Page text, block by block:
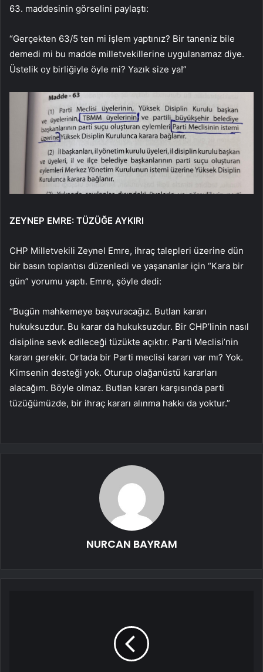
63. maddesinin görselini paylaştı:
“Gerçekten 63/5 ten mi işlem yaptınız? Bir taneniz bile
demedi mi bu madde milletvekillerine uygulanamaz diye.
Üstelik oy birliğiyle öyle mi? Yazık size ya!”
ZEYNEP EMRE: TÜZÜĞE AYKIRI
CHP Milletvekili Zeynel Emre, ihraç talepleri üzerine dün
bir basın toplantısı düzenledi ve yaşananlar için “Kara bir
gün” yorumu yaptı. Emre, şöyle dedi:
“Bugün mahkemeye başvuracağız. Butlan kararı
hukuksuzdur. Bu karar da hukuksuzdur. Bir CHP’linin nasıl
disipline sevk edileceği tüzükte açıktır. Parti Meclisi’nin
kararı gerekir. Ortada bir Parti meclisi kararı var mı? Yok.
Kimsenin desteği yok. Oturup olağanüstü kararları
alacağım. Böyle olmaz. Butlan kararı karşısında parti
tüzüğümüzde, bir ihraç kararı alınma hakkı da yoktur.”
NURCAN BAYRAM